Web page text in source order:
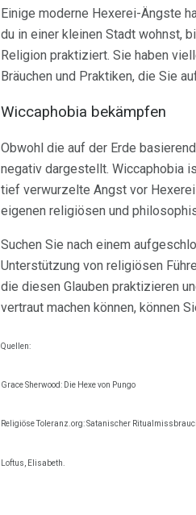
Einige moderne Hexerei-Ängste
du in einer kleinen Stadt wohnst,
Religion praktiziert. Sie haben
Bräuchen und Praktiken, die Sie
Wiccaphobia bekämpfen
Obwohl die auf der Erde
negativ dargestellt. Wiccaphobia
tief verwurzelte Angst vor
eigenen religiösen und
Suchen Sie nach einem
Unterstützung von religiösen
die diesen Glauben praktizieren
vertraut machen können, können
Quellen:
Grace Sherwood: Die Hexe von Pungo
Religiöse Toleranz.org: Satanischer
Loftus, Elisabeth.